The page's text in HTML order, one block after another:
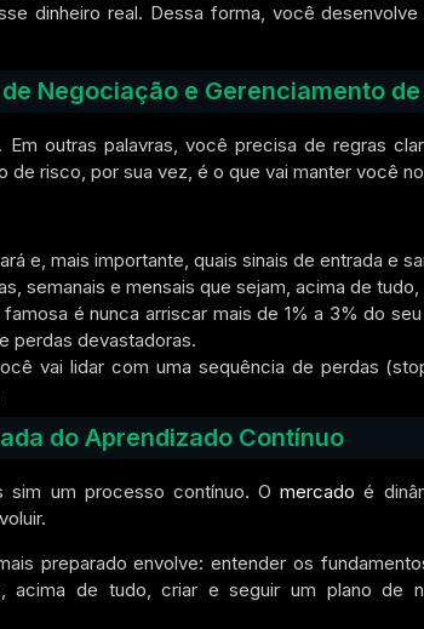
dinheiro real. Dessa forma, você
Negociação e Gerenciamento
Em outras palavras, você precisa de regras
de risco, por sua vez, é o que vai manter você
e, mais importante, quais sinais de entrada e
semanais e mensais que sejam, acima de
famosa é nunca arriscar mais de 1% a 3% do
perdas devastadoras.
vai lidar com uma sequência de perdas
do Aprendizado Contínuo
sim um processo contínuo. Omercado é
preparado envolve: entender os
acima de tudo,
criar e seguir um plano de